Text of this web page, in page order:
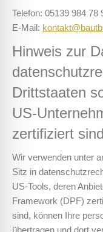
Telefon: 05139 984 78
E-Mail:
Hinweis zur
Drittstaaten
US-
zertifiziert sind
Wir verwenden unter
Sitz in
US-Tools, deren
Framework (DPF)
sind, können Ihre
übertragen und dort